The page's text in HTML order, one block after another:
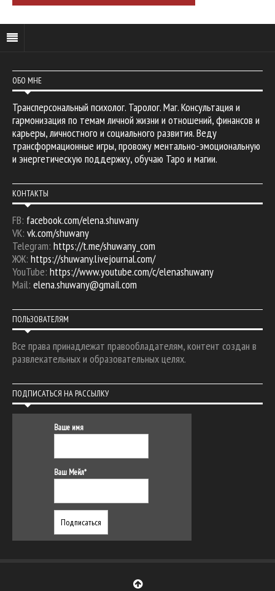
ОБО МНЕ
Трансперсональный психолог. Таролог. Маг. Консультация и
гармонизация по темам личной жизни и отношений, финансов и
карьеры, личностного и социального развития. Веду
трансформационные игры, провожу ментально-эмоциональную
и энергетическую поддержку, обучаю Таро и магии.
КОНТАКТЫ
FB: facebook.com/elena.shuwany
VK: vk.com/shuwany
Telegram: https://t.me/shuwany_com
ЖЖ: https://shuwany.livejournal.com/
YouTube: https://www.youtube.com/c/elenashuwany
Mail: elena.shuwany@gmail.com
ПОЛЬЗОВАТЕЛЯМ
Все права принадлежат правообладателям, контент создан в
развлекательных и образовательных целях.
ПОДПИСАТЬСЯ НА РАССЫЛКУ
Ваше имя
Ваш Мейл*